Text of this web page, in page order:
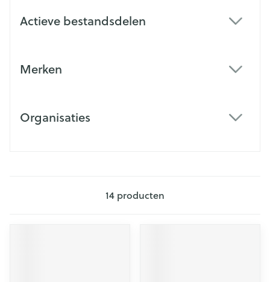
Actieve bestandsdelen
Merken
Organisaties
14 producten